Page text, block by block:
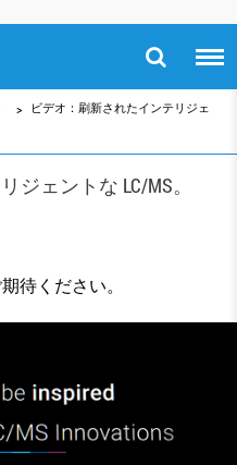
ビデオ：刷新されたインテリジェ
ェントな LC/MS。
待ください。